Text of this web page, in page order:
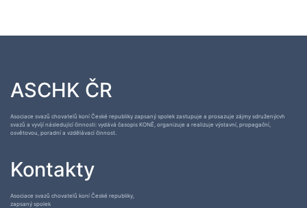
ASCHK ČR
Asociace svazů chovatelů koní České republiky zapsaný spolek zastupuje a prosazuje zájmy sdruženýcvh
svazů a vyvíjí následující činnosti: vydává časopis KONĚ, organizuje a realizuje výstavní, propagační,
osvětovou, poradní a vzdělávací činnost.
Kontakty
Asociace svazů chovatelů koní České republiky,
zapsaný spolek